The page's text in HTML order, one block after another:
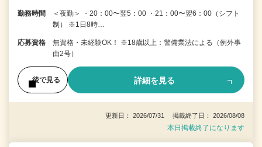
勤務時間
＜夜勤＞ ・20：00〜翌5：00 ・21：00〜翌6：00（シフト
制） ※1日8時…
応募資格
無資格・未経験OK！ ※18歳以上：警備業法による（例外事
由2号）
後で見る 詳細を見る
更新日： 2026/07/31 掲載終了日： 2026/08/08
本日掲載終了になります